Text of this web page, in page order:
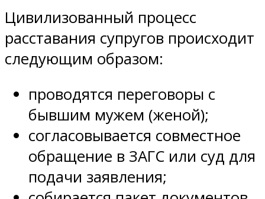
Цивилизованный процесс
расставания супругов происходит
следующим образом:
проводятся переговоры с
бывшим мужем (женой);
согласовывается совместное
обращение в ЗАГС или суд для
подачи заявления;